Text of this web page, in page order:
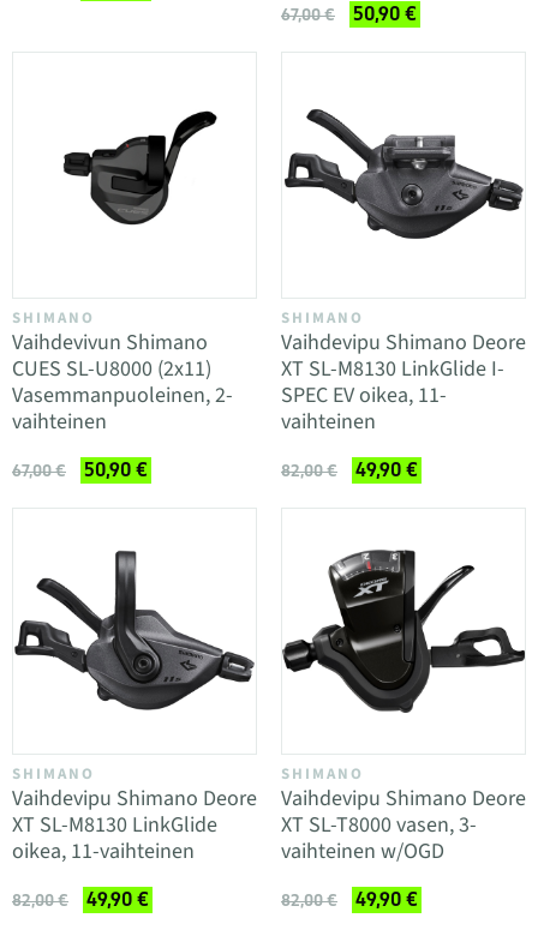
67,00 € 50,90 €
SHIMANO
Vaihdevivun Shimano
CUES SL-U8000 (2x11)
Vasemmanpuoleinen, 2-
vaihteinen
67,00 € 50,90 €
SHIMANO
Vaihdevipu Shimano Deore
XT SL-M8130 LinkGlide I-
SPEC EV oikea, 11-
vaihteinen
82,00 € 49,90 €
SHIMANO
Vaihdevipu Shimano Deore
XT SL-M8130 LinkGlide
oikea, 11-vaihteinen
82,00 € 49,90 €
SHIMANO
Vaihdevipu Shimano Deore
XT SL-T8000 vasen, 3-
vaihteinen w/OGD
82,00 € 49,90 €